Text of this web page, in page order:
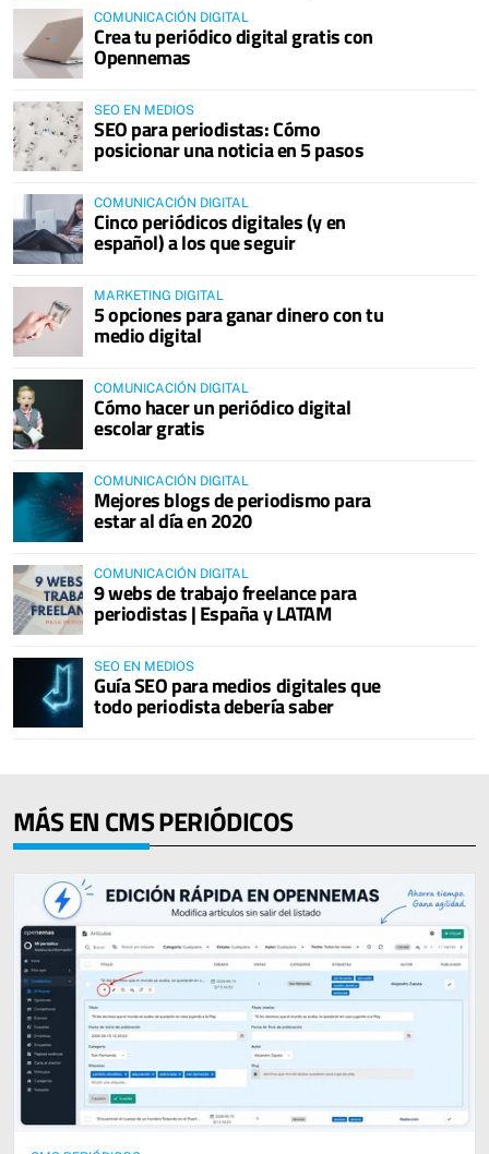
COMUNICACIÓN DIGITAL
Crea tu periódico digital gratis con
Opennemas
SEO EN MEDIOS
SEO para periodistas: Cómo
posicionar una noticia en 5 pasos
COMUNICACIÓN DIGITAL
Cinco periódicos digitales (y en
español) a los que seguir
MARKETING DIGITAL
5 opciones para ganar dinero con tu
medio digital
COMUNICACIÓN DIGITAL
Cómo hacer un periódico digital
escolar gratis
COMUNICACIÓN DIGITAL
Mejores blogs de periodismo para
estar al día en 2020
COMUNICACIÓN DIGITAL
9 webs de trabajo freelance para
periodistas | España y LATAM
SEO EN MEDIOS
Guía SEO para medios digitales que
todo periodista debería saber
MÁS EN CMS PERIÓDICOS